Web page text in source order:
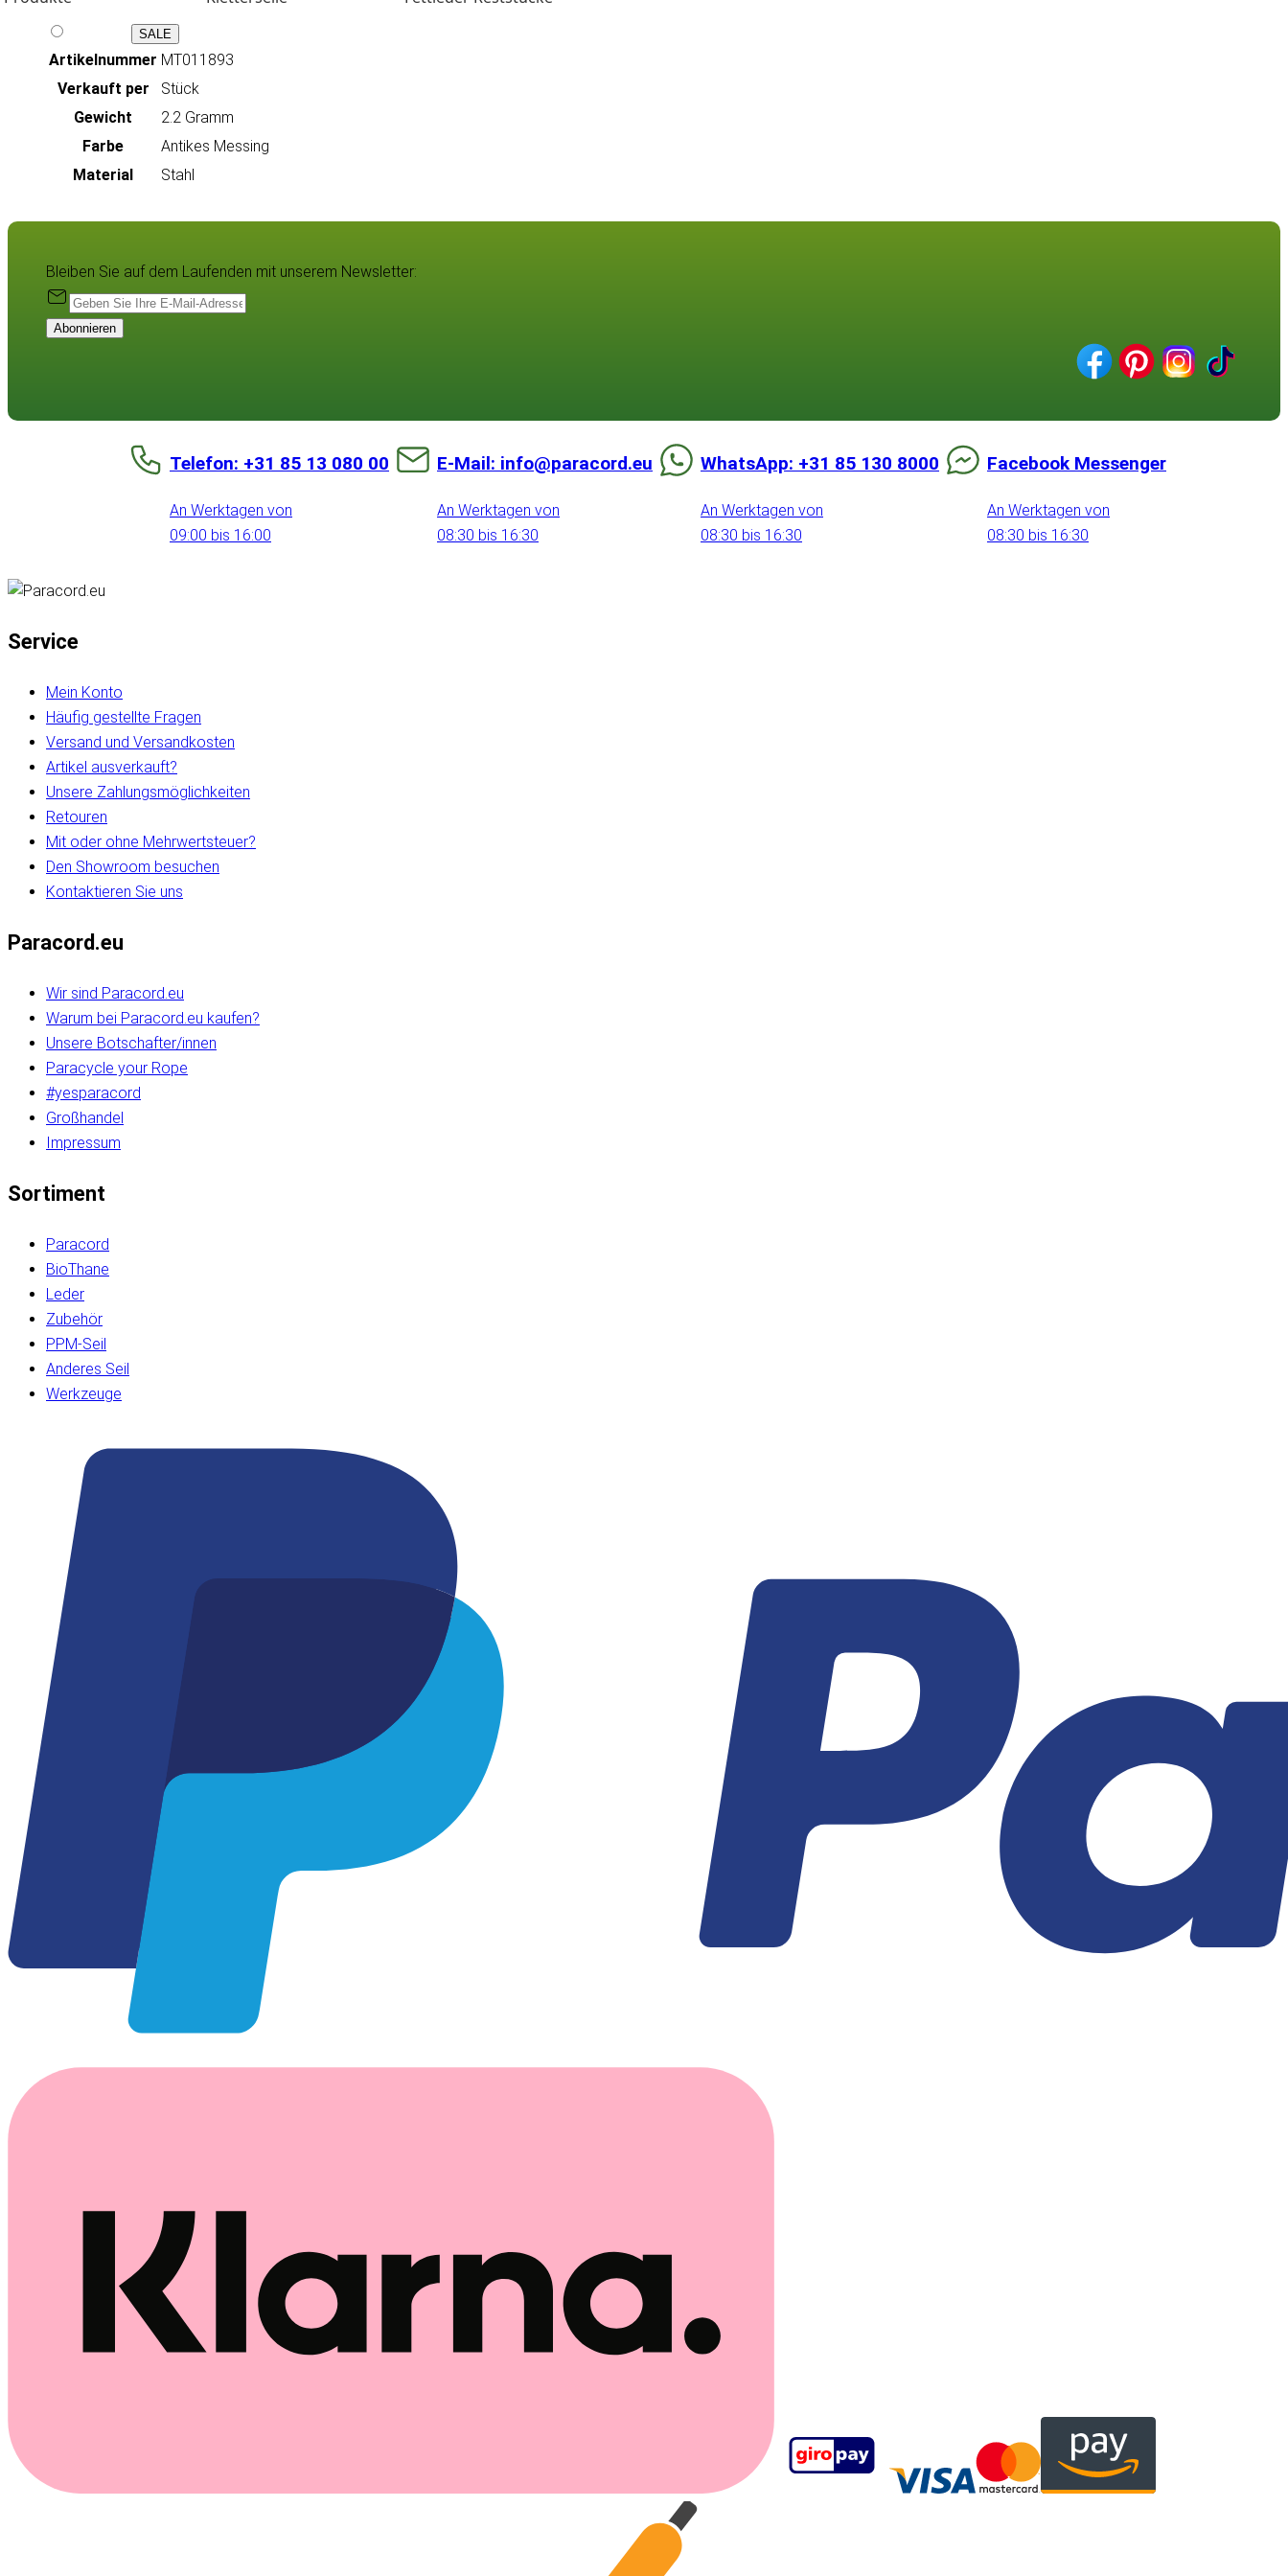
SALE
Artikeln‌ummer MT011893
Verkauft per
Stück
Gewicht
2.2 Gramm
Farbe
Antikes Messing
Material
Stahl
Bleiben Sie auf dem Laufenden mit unserem Newsletter:
Abonnieren
Telefon: +31 85 13 080 00
An Werktagen von
09:00 bis 16:00
E-Mail: info@paracord.eu
An Werktagen von
08:30 bis 16:30
WhatsApp: +31 85 130 8000
An Werktagen von
08:30 bis 16:30
Facebook Messenger
An Werktagen von
08:30 bis 16:30
Service
Mein Konto
Häufig gestellte Fragen
Versand und Versandkosten
Artikel ausverkauft?
Unsere Zahlungsmöglichkeiten
Retouren
Mit oder ohne Mehrwertsteuer?
Den Showroom besuchen
Kontaktieren Sie uns
Paracord.eu
Wir sind Paracord.eu
Warum bei Paracord.eu kaufen?
Unsere Botschafter/innen
Paracycle your Rope
#yesparacord
Großhandel
Impressum
Sortiment
Paracord
BioThane
Leder
Zubehör
PPM-Seil
Anderes Seil
Werkzeuge